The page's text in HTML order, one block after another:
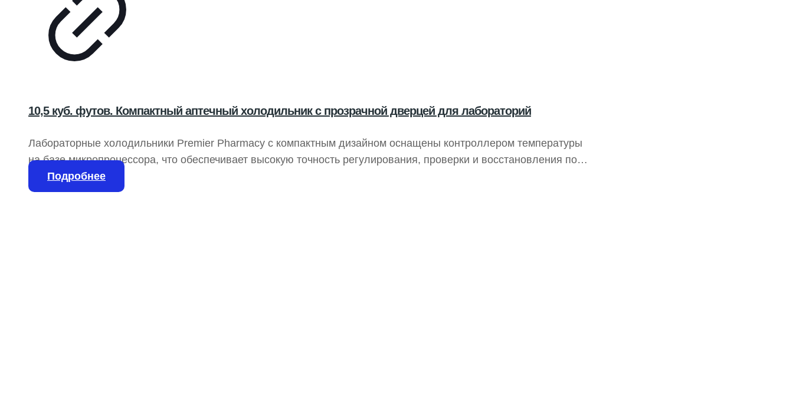
10,5 куб. футов. Компактный аптечный холодильник с прозрачной дверцей для лабораторий
Лабораторные холодильники Premier Pharmacy с компактным дизайном оснащены контроллером температуры
на базе микропроцессора, что обеспечивает высокую точность регулирования, проверки и восстановления по
сравнению с механическими термостатами. Встроенный вентилятор с системой принудительной циркуляции
воздуха обеспечивает отличную однородность температуры и быстрое восстановление после открытия дверцы.
Подробнее